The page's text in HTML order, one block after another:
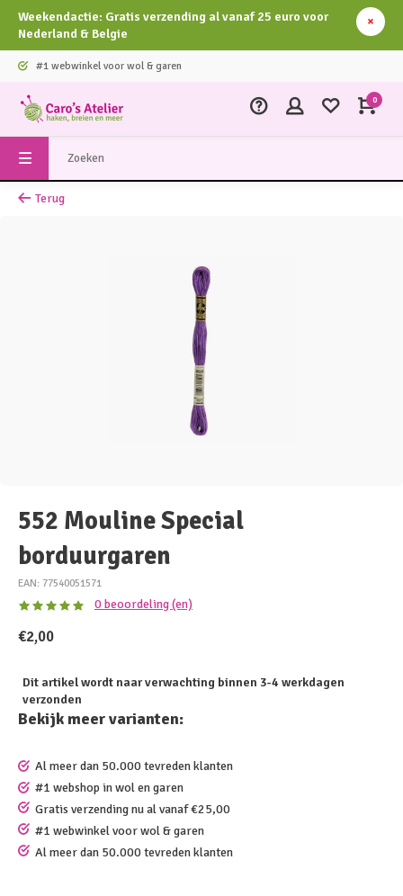
Weekendactie: Gratis verzending al vanaf 25 euro voor
Nederland & Belgie
#1 webwinkel voor wol & garen
0
Terug
552 Mouline Special
borduurgaren
EAN: 77540051571
0 beoordeling (en)
€2,00
Dit artikel wordt naar verwachting binnen 3-4 werkdagen
verzonden
Bekijk meer varianten:
Al meer dan 50.000 tevreden klanten
#1 webshop in wol en garen
Gratis verzending nu al vanaf €25,00
#1 webwinkel voor wol & garen
Al meer dan 50.000 tevreden klanten